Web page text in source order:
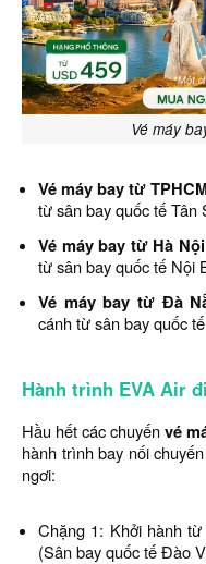
Vé máy
Vé máy bay từ
từ sân bay quốc tế Tân
Vé máy bay từ Hà
từ sân bay quốc tế Nội
Vé máy bay từ Đà
cánh từ sân bay quốc
Hành trình EVA Air
Hầu hết các chuyếnvé
hành trình bay nối
ngơi:
Chặng 1: Khởi hành
(Sân bay quốc tế Đào